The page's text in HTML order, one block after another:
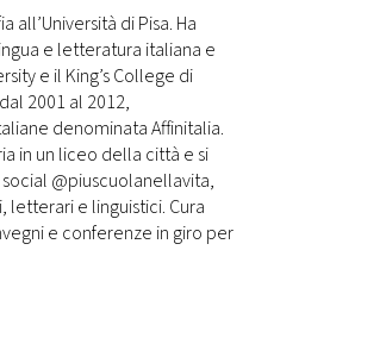
di Pisa. Ha
e letteratura italiana e
e il King’s College di
2001 al 2012,
denominata Affinitalia.
in un liceo della città e si
@piuscuolanellavita,
letterari e linguistici. Cura
e conferenze in giro per